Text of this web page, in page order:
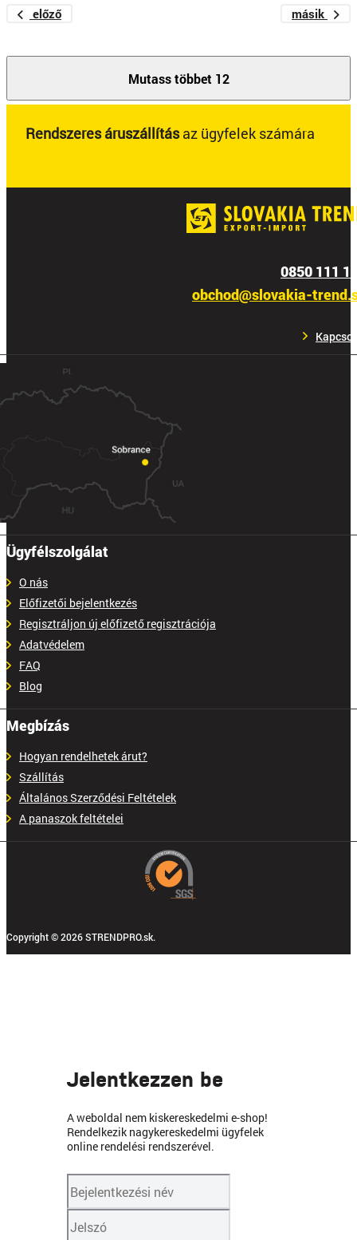
Mutass többet 12
előző másik
Rendszeres áruszállítás az ügyfelek számára
Ügyfélszolgálat
O nás
Előfizetői bejelentkezés
Regisztráljon új előfizető regisztrációja
Adatvédelem
FAQ
Blog
Megbízás
Hogyan rendelhetek árut?
Szállítás
Általános Szerződési Feltételek
A panaszok feltételei
Copyright © 2026 STRENDPRO.sk.
0850 111
obchod@slovakia-
Jelentkezzen be
A weboldal nem kiskereskedelmi e-shop!
Rendelkezik nagykereskedelmi ügyfelek
online rendelési rendszerével.